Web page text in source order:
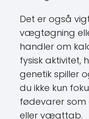
Det er også
vægtøgning
handler om
fysisk aktivitet,
genetik spiller
du ikke kun
fødevarer
eller vægttab.